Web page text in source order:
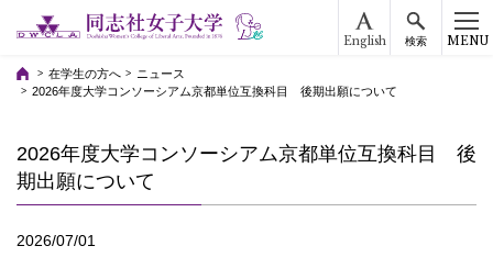
English 検索 MENU
在学生の方へ
ニュース
2026年度大学コンソーシアム京都単位互換科目 後期出願について
2026年度大学コンソーシアム京都単位互換科目 後
期出願について
2026/07/01